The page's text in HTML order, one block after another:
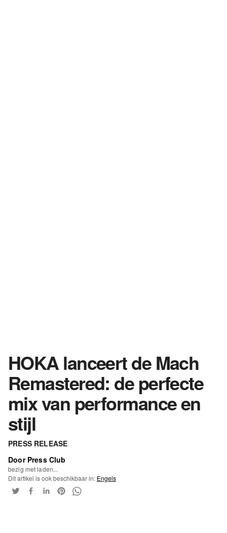
HOKA lanceert de Mach
Remastered: de perfecte
mix van performance en
stijl
PRESS RELEASE
Door Press Club
bezig met laden...
Dit artikel is ook beschikbaar in: Engels